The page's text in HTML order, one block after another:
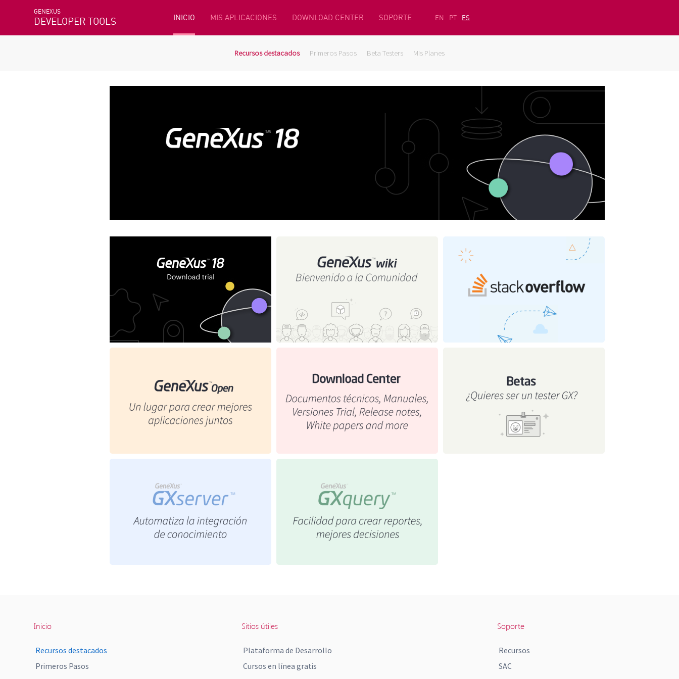
GENEXUS
DEVELOPER TOOLS INICIO MIS APLICACIONES DOWNLOAD CENTER SOPORTE EN PT ES
Recursos destacados Primeros Pasos Beta Testers Mis Planes
Inicio
Recursos destacados
Primeros Pasos
Sitios útiles
Plataforma de Desarrollo
Cursos en línea gratis
Soporte
Recursos
SAC